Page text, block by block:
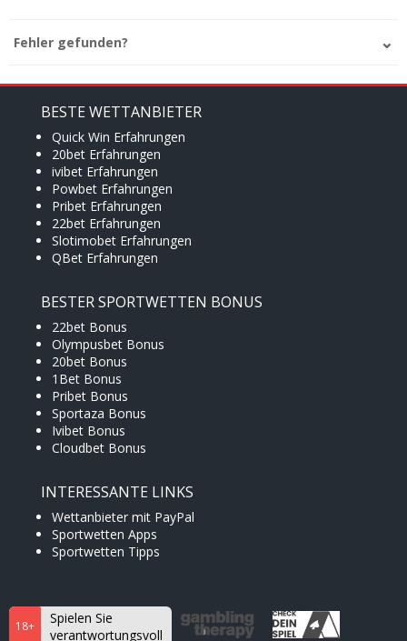
Fehler gefunden?
BESTE WETTANBIETER
Quick Win Erfahrungen
20bet Erfahrungen
ivibet Erfahrungen
Powbet Erfahrungen
Pribet Erfahrungen
22bet Erfahrungen
Slotimobet Erfahrungen
QBet Erfahrungen
BESTER SPORTWETTEN BONUS
22bet Bonus
Olympusbet Bonus
20bet Bonus
1Bet Bonus
Pribet Bonus
Sportaza Bonus
Ivibet Bonus
Cloudbet Bonus
INTERESSANTE LINKS
Wettanbieter mit PayPal
Sportwetten Apps
Sportwetten Tipps
18+
Spielen Sie
verantwortungsvoll